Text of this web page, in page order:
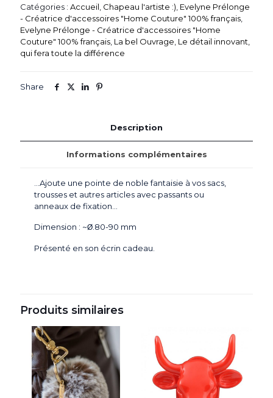
Catégories : Accueil Chapeau l'artiste :) Evelyne Prélonge
- Créatrice d'accessoires "Home Couture" 100% français
Evelyne Prélonge - Créatrice d'accessoires "Home
Couture" 100% français La bel Ouvrage Le détail innovant,
qui fera toute la différence
Share
Description
Informations complémentaires
…Ajoute une pointe de noble fantaisie à vos sacs,
trousses et autres articles avec passants ou
anneaux de fixation…
Dimension : ~Ø .80-90 mm
Présenté en son écrin cadeau.
Produits similaires